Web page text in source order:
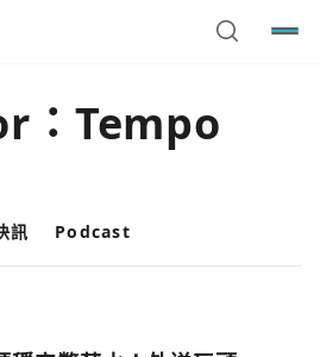
： Tempo
訊 Podcast